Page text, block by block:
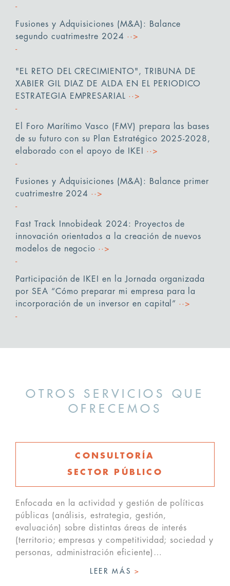
Fusiones y Adquisiciones (M&A): Balance
segundo cuatrimestre 2024 ··>
"EL RETO DEL CRECIMIENTO", TRIBUNA DE
XABIER GIL DIAZ DE ALDA EN EL PERIODICO
ESTRATEGIA EMPRESARIAL ··>
El Foro Marítimo Vasco (FMV) prepara las bases
de su futuro con su Plan Estratégico 2025-2028,
elaborado con el apoyo de IKEI
··>
Fusiones y Adquisiciones (M&A): Balance primer
cuatrimestre 2024 ··>
Fast Track Innobideak 2024: Proyectos de
innovación orientados a la creación de nuevos
modelos de negocio ··>
Participación de IKEI en la Jornada organizada
por SEA “Cómo preparar mi empresa para la
incorporación de un inversor en capital” ··>
OTROS SERVICIOS QUE
OFRECEMOS
CONSULTORÍA
SECTOR PÚBLICO
Enfocada en la actividad y gestión de políticas
públicas (análisis, estrategia, gestión,
evaluación) sobre distintas áreas de interés
(territorio; empresas y competitividad; sociedad y
personas, administración eficiente)…
LEER MÁS>